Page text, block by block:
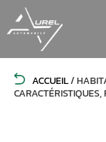
ACCUEIL/